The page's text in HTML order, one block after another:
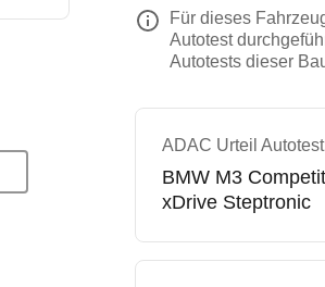
Für dieses
Autotest
Autotests dieser
ADAC Urteil
BMW M3
xDrive Steptronic